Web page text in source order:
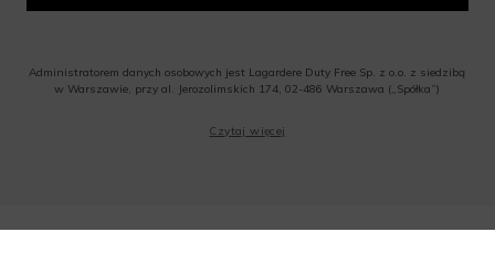
Administratorem danych osobowych jest Lagardere Duty Free Sp. z o.o. z siedzibą
w Warszawie, przy al. Jerozolimskich 174, 02-486 Warszawa („Spółka”)
o.o. informacji handlowych, w tym newslettera, informacji o promocjach i
wprowadzić kod podczas procesu składania zamówienia.
Czytaj więcej